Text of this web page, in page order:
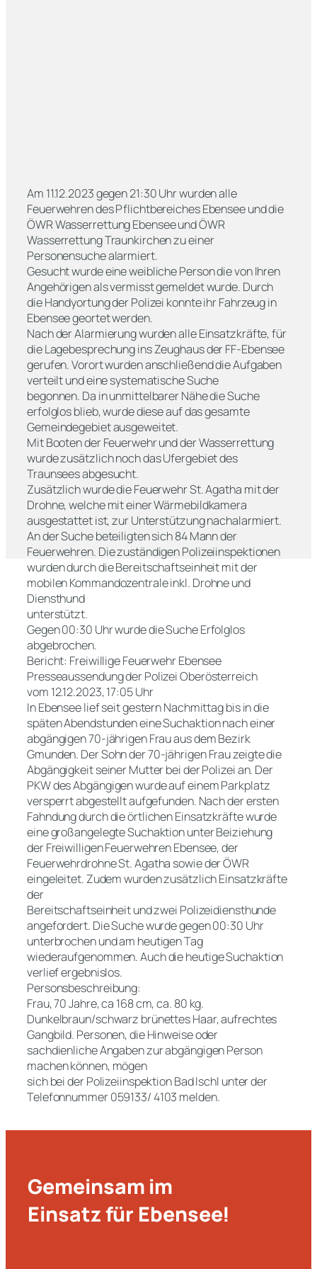
Am 11.12.2023 gegen 21:30 Uhr wurden alle
Feuerwehren des Pflichtbereiches Ebensee und die
ÖWR Wasserrettung Ebensee und ÖWR
Wasserrettung Traunkirchen zu einer
Personensuche alarmiert.
Gesucht wurde eine weibliche Person die von Ihren
Angehörigen als vermisst gemeldet wurde. Durch
die Handyortung der Polizei konnte ihr Fahrzeug in
Ebensee geortet werden.
Nach der Alarmierung wurden alle Einsatzkräfte, für
die Lagebesprechung ins Zeughaus der FF-Ebensee
gerufen. Vorort wurden anschließend die Aufgaben
verteilt und eine systematische Suche
begonnen. Da in unmittelbarer Nähe die Suche
erfolglos blieb, wurde diese auf das gesamte
Gemeindegebiet ausgeweitet.
Mit Booten der Feuerwehr und der Wasserrettung
wurde zusätzlich noch das Ufergebiet des
Traunsees abgesucht.
Zusätzlich wurde die Feuerwehr St. Agatha mit der
Drohne, welche mit einer Wärmebildkamera
ausgestattet ist, zur Unterstützung nachalarmiert.
An der Suche beteiligten sich 84 Mann der
Feuerwehren. Die zuständigen Polizeiinspektionen
wurden durch die Bereitschaftseinheit mit der
mobilen Kommandozentrale inkl. Drohne und
Diensthund
unterstützt.
Gegen 00:30 Uhr wurde die Suche Erfolglos
abgebrochen.
Bericht: Freiwillige Feuerwehr Ebensee
Presseaussendung der Polizei Oberösterreich
vom 12.12.2023, 17:05 Uhr
In Ebensee lief seit gestern Nachmittag bis in die
späten Abendstunden eine Suchaktion nach einer
abgängigen 70-jährigen Frau aus dem Bezirk
Gmunden. Der Sohn der 70-jährigen Frau zeigte die
Abgängigkeit seiner Mutter bei der Polizei an. Der
PKW des Abgängigen wurde auf einem Parkplatz
versperrt abgestellt aufgefunden. Nach der ersten
Fahndung durch die örtlichen Einsatzkräfte wurde
eine großangelegte Suchaktion unter Beiziehung
der Freiwilligen Feuerwehren Ebensee, der
Feuerwehrdrohne St. Agatha sowie der ÖWR
eingeleitet. Zudem wurden zusätzlich Einsatzkräfte
der
Bereitschaftseinheit und zwei Polizeidiensthunde
angefordert. Die Suche wurde gegen 00:30 Uhr
unterbrochen und am heutigen Tag
wiederaufgenommen. Auch die heutige Suchaktion
verlief ergebnislos.
Personsbeschreibung:
Frau, 70 Jahre, ca 168 cm, ca. 80 kg.
Dunkelbraun/schwarz brünettes Haar, aufrechtes
Gangbild. Personen, die Hinweise oder
sachdienliche Angaben zur abgängigen Person
machen können, mögen
sich bei der Polizeiinspektion Bad Ischl unter der
Telefonnummer 059133/ 4103 melden.
Gemeinsam im
Einsatz für Ebensee!